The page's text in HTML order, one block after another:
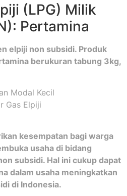
(LPG) Milik
Pertamina
elpiji non subsidi. Produk
berukuran tabung 3kg,
kesempatan bagi warga
usaha di bidang
subsidi. Hal ini cukup dapat
dalam usaha meningkatkan
di Indonesia.